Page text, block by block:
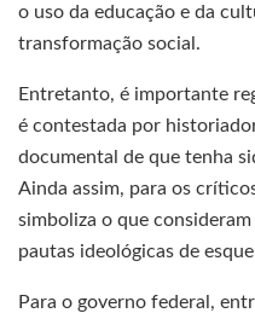
o uso da educação e da
transformação social.
Entretanto, é importante
é contestada por
documental de que tenha
Ainda assim, para os
simboliza o que
pautas ideológicas de
Para o governo federal,